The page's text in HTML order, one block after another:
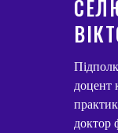
доцент
доктор